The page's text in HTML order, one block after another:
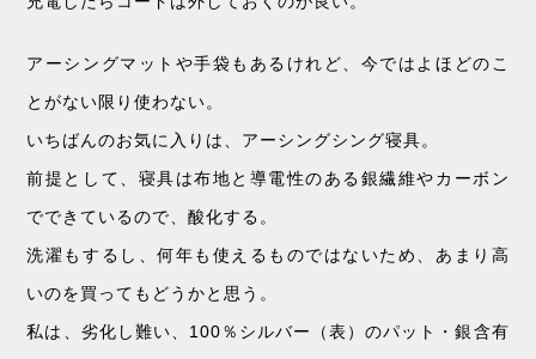
アーシングマットや手袋もあるけれど、今ではよほどのこ
とがない限り使わない。
いちばんのお気に入りは、アーシングシング寝具。
前提として、寝具は布地と導電性のある銀繊維やカーボン
でできているので、酸化する。
洗濯もするし、何年も使えるものではないため、あまり高
いのを買ってもどうかと思う。
私は、劣化し難い、100％シルバー（表）のパット・銀含有